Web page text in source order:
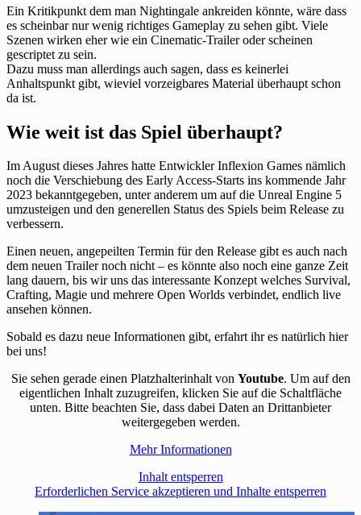
Ein Kritikpunkt dem man Nightingale ankreiden könnte, wäre dass
es scheinbar nur wenig richtiges Gameplay zu sehen gibt. Viele
Szenen wirken eher wie ein Cinematic-Trailer oder scheinen
gescriptet zu sein.
Dazu muss man allerdings auch sagen, dass es keinerlei
Anhaltspunkt gibt, wieviel vorzeigbares Material überhaupt schon
da ist.
Wie weit ist das Spiel überhaupt?
Im August dieses Jahres hatte Entwickler Inflexion Games nämlich
noch die Verschiebung des Early Access-Starts ins kommende Jahr
2023 bekanntgegeben, unter anderem um auf die Unreal Engine 5
umzusteigen und den generellen Status des Spiels beim Release zu
verbessern.
Einen neuen, angepeilten Termin für den Release gibt es auch nach
dem neuen Trailer noch nicht – es könnte also noch eine ganze Zeit
lang dauern, bis wir uns das interessante Konzept welches Survival,
Crafting, Magie und mehrere Open Worlds verbindet, endlich live
ansehen können.
Sobald es dazu neue Informationen gibt, erfahrt ihr es natürlich hier
bei uns!
Sie sehen gerade einen Platzhalterinhalt von Youtube. Um auf den
eigentlichen Inhalt zuzugreifen, klicken Sie auf die Schaltfläche
unten. Bitte beachten Sie, dass dabei Daten an Drittanbieter
weitergegeben werden.
Mehr Informationen
Inhalt entsperren
Erforderlichen Service akzeptieren und Inhalte entsperren